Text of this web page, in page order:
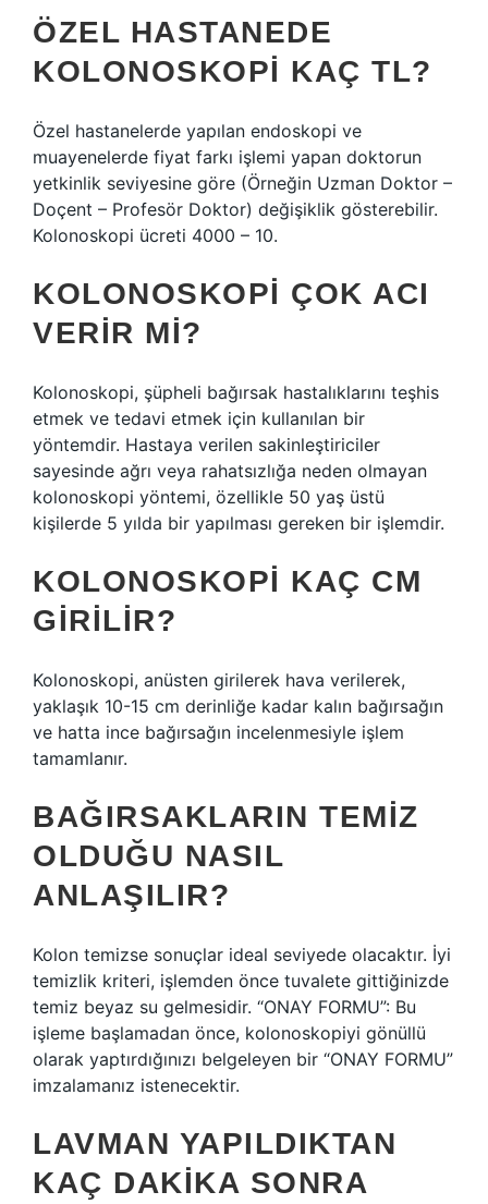
ÖZEL HASTANEDE
KOLONOSKOPI KAÇ TL?
Özel hastanelerde yapılan endoskopi ve
muayenelerde fiyat farkı işlemi yapan doktorun
yetkinlik seviyesine göre (Örneğin Uzman Doktor –
Doçent – ​​Profesör Doktor) değişiklik gösterebilir.
Kolonoskopi ücreti 4000 – 10.
KOLONOSKOPI ÇOK ACI
VERIR MI?
Kolonoskopi, şüpheli bağırsak hastalıklarını teşhis
etmek ve tedavi etmek için kullanılan bir
yöntemdir. Hastaya verilen sakinleştiriciler
sayesinde ağrı veya rahatsızlığa neden olmayan
kolonoskopi yöntemi, özellikle 50 yaş üstü
kişilerde 5 yılda bir yapılması gereken bir işlemdir.
KOLONOSKOPI KAÇ CM
GIRILIR?
Kolonoskopi, anüsten girilerek hava verilerek,
yaklaşık 10-15 cm derinliğe kadar kalın bağırsağın
ve hatta ince bağırsağın incelenmesiyle işlem
tamamlanır.
BAĞIRSAKLARIN TEMIZ
OLDUĞU NASIL
ANLAŞILIR?
Kolon temizse sonuçlar ideal seviyede olacaktır. İyi
temizlik kriteri, işlemden önce tuvalete gittiğinizde
temiz beyaz su gelmesidir. “ONAY FORMU”: Bu
işleme başlamadan önce, kolonoskopiyi gönüllü
olarak yaptırdığınızı belgeleyen bir “ONAY FORMU”
imzalamanız istenecektir.
LAVMAN YAPILDIKTAN
KAÇ DAKIKA SONRA